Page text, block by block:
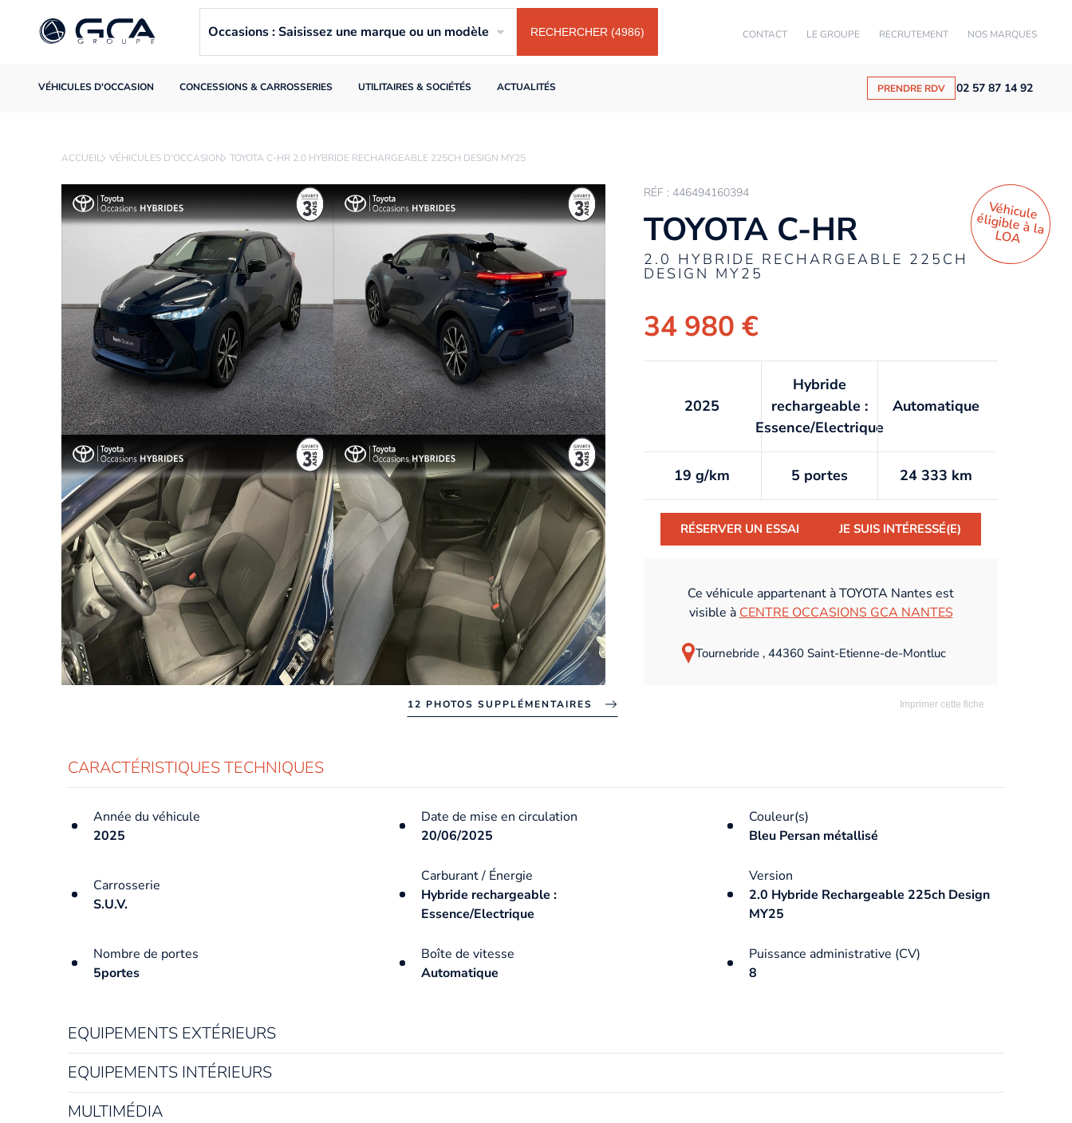
CONTACT LE GROUPE RECRUTEMENT NOS MARQUES
VÉHICULES D'OCCASION CONCESSIONS & CARROSSERIES UTILITAIRES & SOCIÉTÉS ACTUALITÉS PRENDRE RDV 02 57 87 14 92
Occasions : Saisissez une marque ou un modèle RECHERCHER (4986)
ACCUEIL VÉHICULES D'OCCASION TOYOTA C-HR 2.0 HYBRIDE RECHARGEABLE 225CH DESIGN MY25
12 PHOTOS SUPPLÉMENTAIRES
RÉF : 446494160394
TOYOTA C-HR
2.0 HYBRIDE RECHARGEABLE 225CH
DESIGN MY25
34 980 €
Véhicule
éligible à la
LO
A
2025
Hybride
rechargeable :
Essence/Electrique
Automatique
19 g/km 5 portes 24 333 km
RÉSERVER UN ESSAI JE SUIS INTÉRESSÉ(E)
Ce véhicule appartenant à TOYOTA Nantes est
visible à CENTRE OCCASIONS GCA NANTES
Tournebride , 44360 Saint-Etienne-de-Montluc
Imprimer cette fiche
CARACTÉRISTIQUES TECHNIQUES
Année du véhicule
2025
Date de mise en circulation
20/06/2025
Couleur(s)
Bleu Persan métallisé
Carrosserie
S.U.V.
Carburant / Énergie
Hybride rechargeable :
Essence/Electrique
Version
2.0 Hybride Rechargeable 225ch Design
MY25
Nombre de portes
5portes
Boîte de vitesse
Automatique
Puissance administrative (CV)
8
EQUIPEMENTS EXTÉRIEURS
EQUIPEMENTS INTÉRIEURS
MULTIMÉDIA